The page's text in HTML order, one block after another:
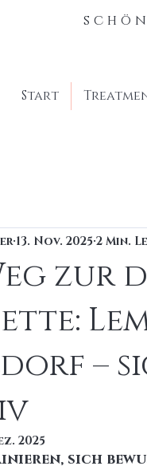
Start
zur
–
13. Nov. 2025 2 Min.
2025
sich